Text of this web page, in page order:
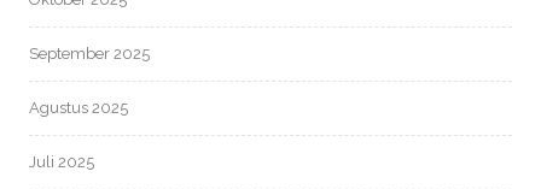
September 2025
Agustus 2025
Juli 2025